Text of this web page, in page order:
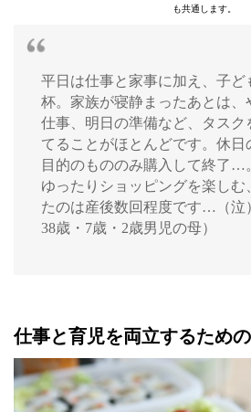
も共通します。
平日は仕事と家事に加え、子ど
杯。家族が寝静まったあとは、
仕事、明日の準備など、タスク
てることがほとんどです。休日
目的のもののみ購入して終了…
ゆったりショッピングを楽しむ
たのは産後数回程度です…（泣
38歳・7歳・2歳男児の母）
仕事と育児を両立するため